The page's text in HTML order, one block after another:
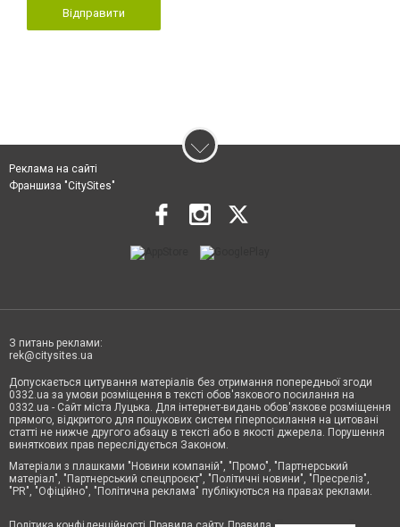
Відправити
Реклама на сайті
Франшиза "CitySites"
З питань реклами:
rek@citysites.ua
Допускається цитування матеріалів без отримання попередньої згоди
0332.ua за умови розміщення в тексті обов'язкового посилання на
0332.ua - Сайт міста Луцька. Для інтернет-видань обов'язкове розміщення
прямого, відкритого для пошукових систем гіперпосилання на цитовані
статті не нижче другого абзацу в тексті або в якості джерела. Порушення
виняткових прав переслідується Законом.
Матеріали з плашками "Новини компаній", "Промо", "Партнерський
матеріал", "Партнерський спецпроєкт", "Політичні новини", "Пресреліз",
"PR", "Офіційно", "Політична реклама" публікуються на правах реклами.